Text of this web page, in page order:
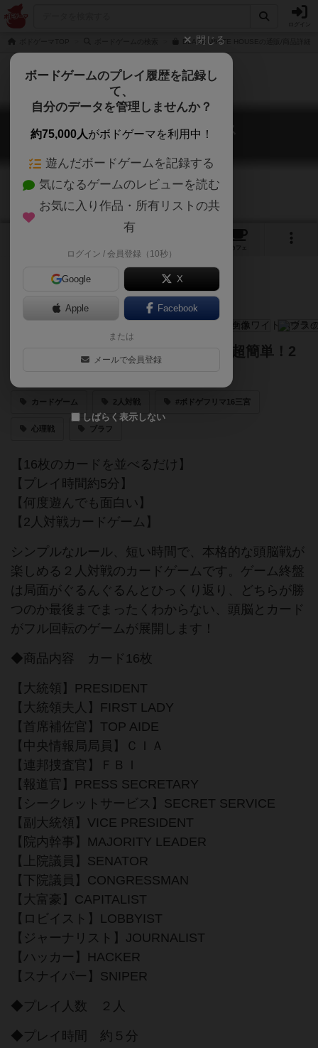
BLACK WHITE HOUSEの通販/商品詳細
ブラックホワイトハウス
Black White House
カフェ
何度遊んでも面白い！たった5分で超簡単！2
人対戦カードゲーム
カードゲーム 2人対戦 #ボドゲフリマ16三宮
心理戦 ブラフ
【16枚のカードを並べるだけ】
【プレイ時間約5分】
【何度遊んでも面白い】
【2人対戦カードゲーム】
シンプルなルール、短い時間で、本格的な頭脳戦が
楽しめる２人対戦のカードゲームです。ゲーム終盤
は局面がぐるんぐるんとひっくり返り、どちらが勝
つのか最後までまったくわからない、頭脳とカード
がフル回転のゲームが展開します！
◆商品内容 カード16枚
【大統領】PRESIDENT
【大統領夫人】FIRST LADY
【首席補佐官】TOP AIDE
【中央情報局局員】ＣＩＡ
【連邦捜査官】ＦＢＩ
【報道官】PRESS SECRETARY
【シークレットサービス】SECRET SERVICE
【副大統領】VICE PRESIDENT
【院内幹事】MAJORITY LEADER
【上院議員】SENATOR
【下院議員】CONGRESSMAN
【大富豪】CAPITALIST
【ロビイスト】LOBBYIST
【ジャーナリスト】JOURNALIST
【ハッカー】HACKER
【スナイパー】SNIPER
◆プレイ人数 ２人
◆プレイ時間 約５分
閉じる
ボードゲームのプレイ履歴を記録し
て、
自分のデータを管理しませんか？
約75,000人がボドゲーマを利用中！
遊んだボードゲームを記録する
気になるゲームのレビューを読む
お気に入り作品・所有リストの共
有
ログイン / 会員登録（10秒）
Google X
Apple Facebook
または
メールで会員登録
しばらく表示しない